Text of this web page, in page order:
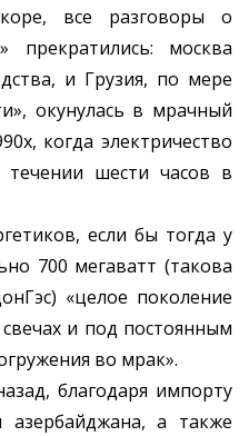
все разговоры о
прекратились: москва
и Грузия, по мере
окунулась в мрачный
когда электричество
шести часов в
если бы тогда у
700 мегаватт (такова
«целое поколение
и под постоянным
во мрак».
благодаря импорту
а также